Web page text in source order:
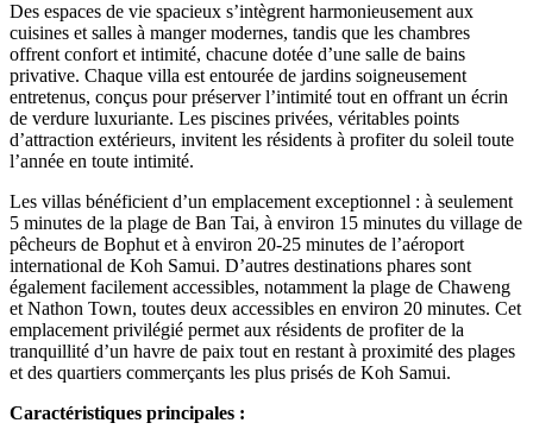
Des espaces de vie spacieux s’intègrent harmonieusement aux
cuisines et salles à manger modernes, tandis que les chambres
offrent confort et intimité, chacune dotée d’une salle de bains
privative. Chaque villa est entourée de jardins soigneusement
entretenus, conçus pour préserver l’intimité tout en offrant un écrin
de verdure luxuriante. Les piscines privées, véritables points
d’attraction extérieurs, invitent les résidents à profiter du soleil toute
l’année en toute intimité.
Les villas bénéficient d’un emplacement exceptionnel : à seulement
5 minutes de la plage de Ban Tai, à environ 15 minutes du village de
pêcheurs de Bophut et à environ 20-25 minutes de l’aéroport
international de Koh Samui. D’autres destinations phares sont
également facilement accessibles, notamment la plage de Chaweng
et Nathon Town, toutes deux accessibles en environ 20 minutes. Cet
emplacement privilégié permet aux résidents de profiter de la
tranquillité d’un havre de paix tout en restant à proximité des plages
et des quartiers commerçants les plus prisés de Koh Samui.
Caractéristiques principales :